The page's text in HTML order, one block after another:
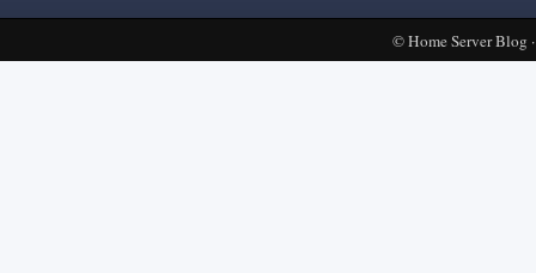
©Home Server Blog